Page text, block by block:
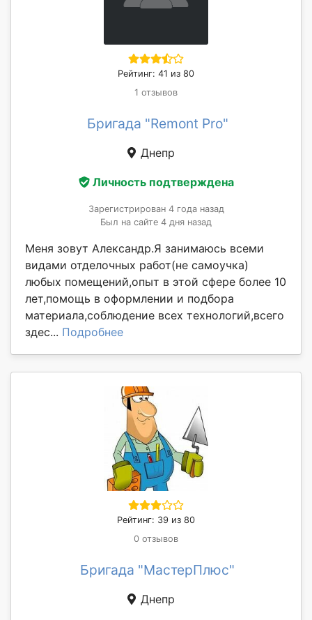
Рейтинг: 41 из 80
1 отзывов
Бригада "Remont Pro"
Днепр
Личность подтверждена
Зарегистрирован 4 года назад
Был на сайте 4 дня назад
Меня зовут Александр.Я занимаюсь всеми
видами отделочных работ(не самоучка)
любых помещений,опыт в этой сфере более 10
лет,помощь в оформлении и подбора
материала,соблюдение всех технологий,всего
здес... Подробнее
Рейтинг: 39 из 80
0 отзывов
Бригада "МастерПлюс"
Днепр